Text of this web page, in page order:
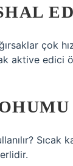
çok
aktive